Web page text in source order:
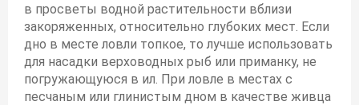
в просветы водной растительности вблизи
закоряженных, относительно глубоких мест. Если
дно в месте ловли топкое, то лучше использовать
для насадки верховодных рыб или приманку, не
погружающуюся в ил. При ловле в местах с
песчаным или глинистым дном в качестве живца